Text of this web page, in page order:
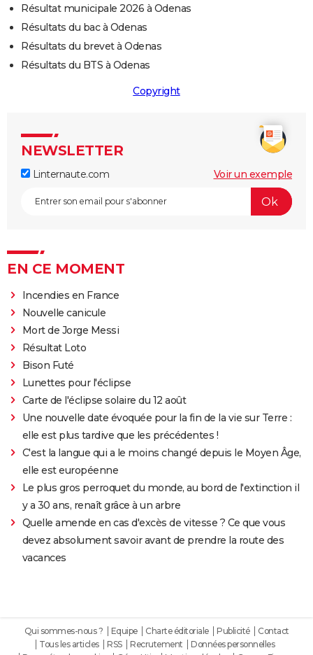
Résultat municipale 2026 à Odenas
Résultats du bac à Odenas
Résultats du brevet à Odenas
Résultats du BTS à Odenas
Copyright
NEWSLETTER
Linternaute.com Voir un exemple
EN CE MOMENT
Incendies en France
Nouvelle canicule
Mort de Jorge Messi
Résultat Loto
Bison Futé
Lunettes pour l'éclipse
Carte de l'éclipse solaire du 12 août
Une nouvelle date évoquée pour la fin de la vie sur Terre :
elle est plus tardive que les précédentes !
C'est la langue qui a le moins changé depuis le Moyen Âge,
elle est européenne
Le plus gros perroquet du monde, au bord de l'extinction il
y a 30 ans, renaît grâce à un arbre
Quelle amende en cas d'excès de vitesse ? Ce que vous
devez absolument savoir avant de prendre la route des
vacances
Qui sommes-nous ? Equipe Charte éditoriale Publicité
Contact
Tous les articles
RSS Recrutement
Données personnelles